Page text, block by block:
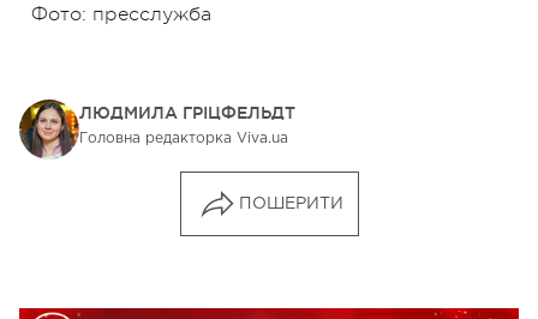
Фото: пресслужба
ЛЮДМИЛА ГРІЦФЕЛЬДТ
Головна редакторка Viva.ua
ПОШЕРИТИ